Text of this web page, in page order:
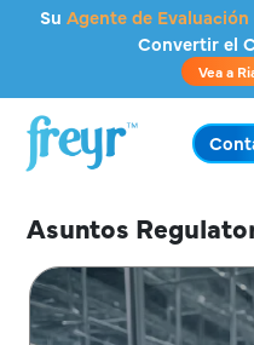
Saltar al contenido
Su Agente de
Convertir el
Vea a
.
Asuntos